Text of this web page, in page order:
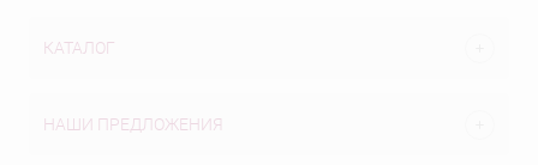
КАТАЛОГ
НАШИ ПРЕДЛОЖЕНИЯ